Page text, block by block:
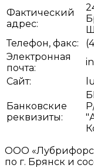
Фактический
адрес:
Телефон, факс:
Электронная
почта:
Сайт:
Банковские
реквизиты:
ООО «Лубрифорс»
по г. Брянск и